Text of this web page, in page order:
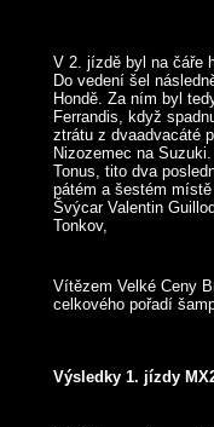
V 2. jízdě byl na čáře
Do vedení šel
Hondě. Za ním byl
Ferrandis, když
ztrátu z dvaadvacáté
Nizozemec na
Tonus, tito dva
pátém a šestém
Švýcar Valentin
Tonkov,
Vítězem Velké Ceny
celkového pořadí
Výsledky 1. jízdy